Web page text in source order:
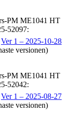
PM ME1041 HT
52097:
Ver 1 – 2025-10-28
versionen)
PM ME1041 HT
52042:
Ver 1 – 2025-08-27
versionen)